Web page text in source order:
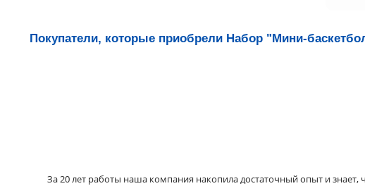
Покупатели, которые приобрели Набор "Мини-
За 20 лет работы наша компания накопила достаточный опыт и знает,